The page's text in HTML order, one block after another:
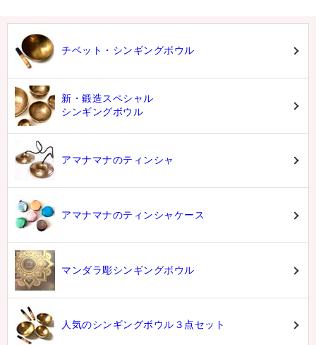
チベット・シンギングボウル
新・鍛造スペシャル
シンギングボウル
アマナマナのティンシャ
アマナマナのティンシャケース
マンダラ彫シンギングボウル
人気のシンギングボウル３点セット